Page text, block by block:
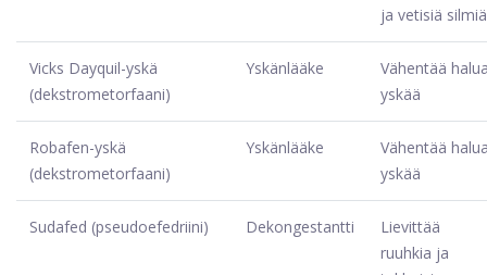
ja vetisiä silmiä
Vicks Dayquil-yskä
(dekstrometorfaani)
Yskänlääke
Vähentää
yskää
Robafen-yskä
(dekstrometorfaani)
Yskänlääke
Vähentää
yskää
Sudafed (pseudoefedriini) Dekongestantti
Lievittää
ruuhkia ja